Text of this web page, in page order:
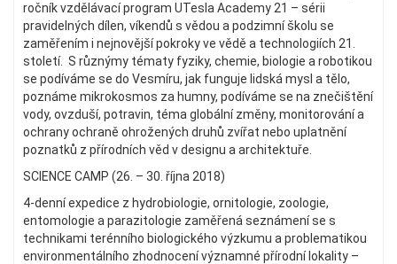
ročník vzdělávací program UTesla Academy 21 – sérii
pravidelných dílen, víkendů s vědou a podzimní školu se
zaměřením i nejnovější pokroky ve vědě a technologiích 21.
století. S různýmy tématy fyziky, chemie, biologie a robotikou
se podíváme se do Vesmíru, jak funguje lidská mysl a tělo,
poznáme mikrokosmos za humny, podíváme se na znečištění
vody, ovzduší, potravin, téma globální změny, monitorování a
ochrany ochraně ohrožených druhů zvířat nebo uplatnění
poznatků z přírodních věd v designu a architektuře.
SCIENCE CAMP (26. – 30. října 2018)
4-denní expedice z hydrobiologie, ornitologie, zoologie,
entomologie a parazitologie zaměřená seznámení se s
technikami terénního biologického výzkumu a problematikou
environmentálního zhodnocení významné přírodní lokality –